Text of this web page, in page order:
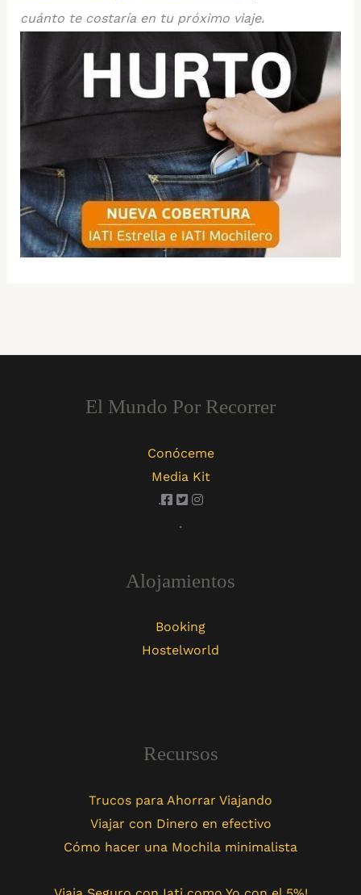
cuánto te costaría en tu próximo viaje.
El Mundo Por Recorrer
Conóceme
Media Kit
.
.
Alojamientos
Booking
Hostelworld
Recursos
Trucos para Ahorrar Viajando
Viajar con Dinero en efectivo
Cómo hacer una Mochila minimalista